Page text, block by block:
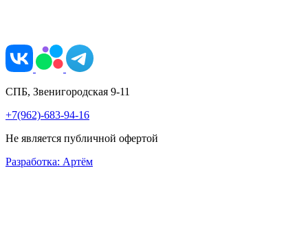
СПБ, Звенигородская 9-11
+7(962)-683-94-16
Не является публичной офертой
Разработка: Артём